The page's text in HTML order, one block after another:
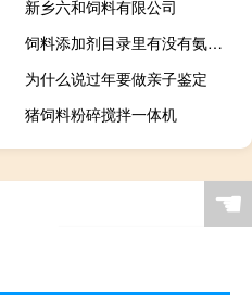
新乡六和饲料有限公司
饲料添加剂目录里有没有氨基丁酸
为什么说过年要做亲子鉴定
猪饲料粉碎搅拌一体机
☚